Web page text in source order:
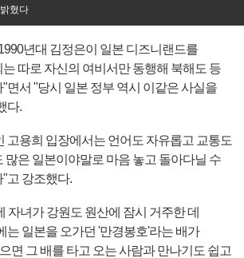
혔다
년대 김정은이 일본 디즈니랜드를
따로 자신의 여비서만 동행해 북해도 등
면서 "당시 일본 정부 역시 이같은 사실을
다.
고용희 입장에서는 언어도 자유롭고 교통도
많은 일본이야말로 마음 놓고 돌아다닐 수
고 강조했다.
자녀가 강원도 원산에 잠시 거주한 데
는 일본을 오가던 '만경봉호'라는 배가
면 그 배를 타고 오는 사람과 만나기도 쉽고